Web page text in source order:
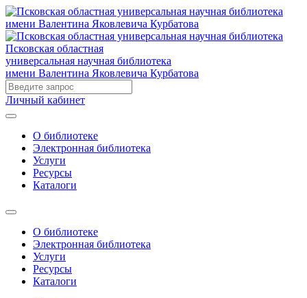
Псковская областная
универсальная научная библиотека
имени Валентина Яковлевича Курбатова
Личный кабинет
О библиотеке
Электронная библиотека
Услуги
Ресурсы
Каталоги
О библиотеке
Электронная библиотека
Услуги
Ресурсы
Каталоги